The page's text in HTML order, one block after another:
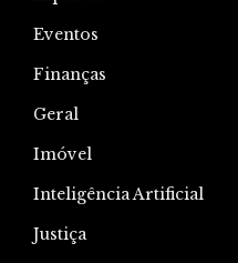
Eventos
Finanças
Geral
Imóvel
Inteligência Artificial
Justiça